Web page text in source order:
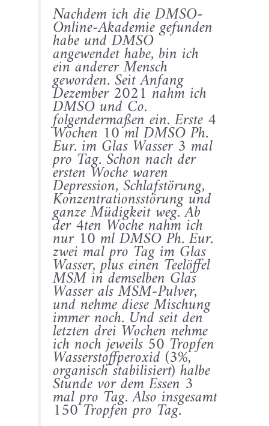
Nachdem ich die DMSO-
Online-Akademie gefunden
habe und DMSO
angewendet habe, bin ich
ein anderer Mensch
geworden. Seit Anfang
Dezember 2021 nahm ich
DMSO und Co.
folgendermaßen ein. Erste 4
Wochen 10 ml DMSO Ph.
Eur. im Glas Wasser 3 mal
pro Tag. Schon nach der
ersten Woche waren
Depression, Schlafstörung,
Konzentrationsstörung und
ganze Müdigkeit weg. Ab
der 4ten Woche nahm ich
nur 10 ml DMSO Ph. Eur.
zwei mal pro Tag im Glas
Wasser, plus einen Teelöffel
MSM in demselben Glas
Wasser als MSM-Pulver,
und nehme diese Mischung
immer noch. Und seit den
letzten drei Wochen nehme
ich noch jeweils 50 Tropfen
Wasserstoffperoxid (3%,
organisch stabilisiert) halbe
Stunde vor dem Essen 3
mal pro Tag. Also insgesamt
150 Tropfen pro Tag.